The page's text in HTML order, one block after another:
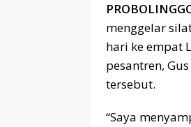
menggelar
hari ke empat
pesantren,
tersebut.
“Saya